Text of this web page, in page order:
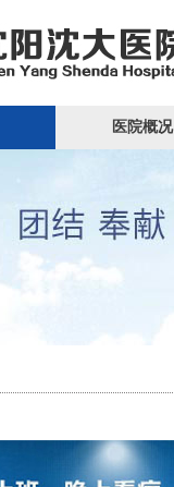
医院概况